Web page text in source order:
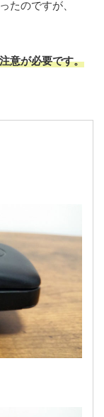
たのですが、
意が必要です。